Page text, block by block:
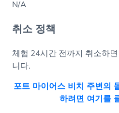
N/A
취소 정책
체험 24시간 전까지 취소하
니다.
포트 마이어스 비치 주변의
하려면 여기를